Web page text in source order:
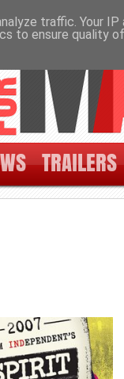
TRAILERS
traffic. Your IP
to ensure quality